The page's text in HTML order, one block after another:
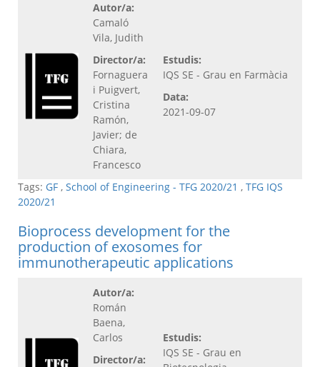
Autor/a:
Camaló
Vila, Judith
Director/a:
Fornaguera
i Puigvert,
Cristina
Ramón,
Javier; de
Chiara,
Francesco
Estudis:
IQS SE - Grau en Farmàcia
Data:
2021-09-07
Tags: GF , School of Engineering - TFG 2020/21 , TFG IQS
2020/21
Bioprocess development for the
production of exosomes for
immunotherapeutic applications
Autor/a:
Román
Baena,
Carlos
Director/a:
Estudis:
IQS SE - Grau en